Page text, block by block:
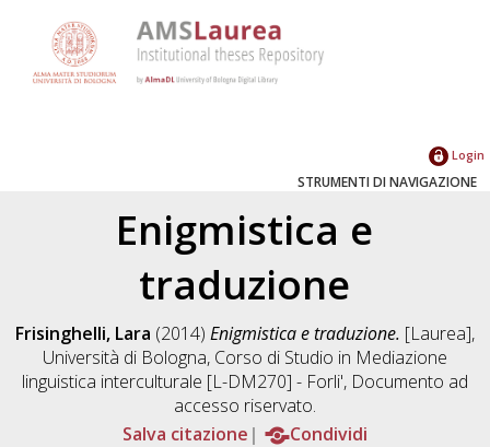
Login
STRUMENTI DI NAVIGAZIONE
Enigmistica e
traduzione
Frisinghelli, Lara (2014) Enigmistica e traduzione. [Laurea],
Università di Bologna, Corso di Studio in Mediazione
linguistica interculturale [L-DM270] - Forli', Documento ad
accesso riservato.
Salva citazione
Condividi